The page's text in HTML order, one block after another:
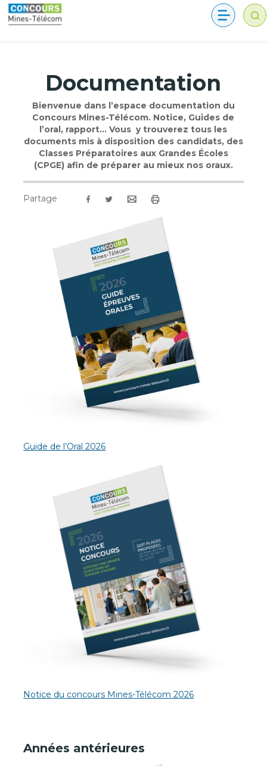
Documentation
Bienvenue dans l’espace documentation du
Concours Mines-Télécom. Notice, Guides de
l’oral, rapport… Vous y trouverez tous les
documents mis à disposition des candidats, des
Classes Préparatoires aux Grandes Écoles
(CPGE) afin de préparer au mieux nos oraux.
Partage
Guide de l’Oral 2026
Notice du concours Mines-Télécom 2026
Années antérieures